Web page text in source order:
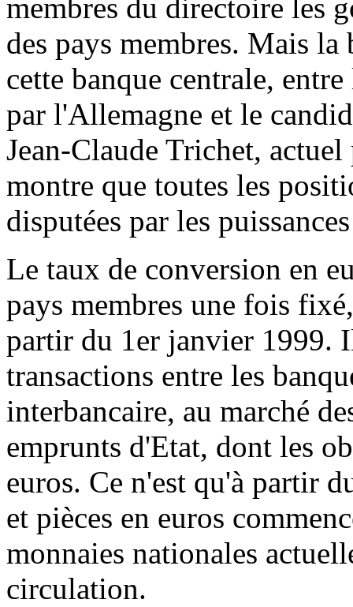
membres du directoire les
des pays membres. Mais
cette banque centrale,
par l'Allemagne et le
Jean-Claude Trichet,
montre que toutes les
disputées par les
Le taux de conversion en
pays membres une fois
partir du 1er janvier 1999.
transactions entre les
interbancaire, au marché
emprunts d'Etat, dont les
euros. Ce n'est qu'à partir
et pièces en euros
monnaies nationales
circulation.